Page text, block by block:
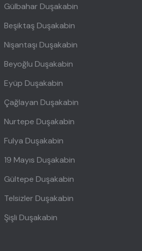
Gülbahar Duşakabin
Beşiktaş Duşakabin
Nişantaşı Duşakabin
Beyoğlu Duşakabin
Eyüp Duşakabin
Çağlayan Duşakabin
Nurtepe Duşakabin
Fulya Duşakabin
19 Mayıs Duşakabin
Gültepe Duşakabin
Telsizler Duşakabin
Şişli Duşakabin